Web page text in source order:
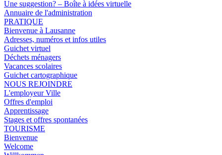
Une suggestion? – Boîte à idées virtuelle
Annuaire de l'administration
PRATIQUE
Bienvenue à Lausanne
Adresses, numéros et infos utiles
Guichet virtuel
Déchets ménagers
Vacances scolaires
Guichet cartographique
NOUS REJOINDRE
L'employeur Ville
Offres d'emploi
Apprentissage
Stages et offres spontanées
TOURISME
Bienvenue
Welcome